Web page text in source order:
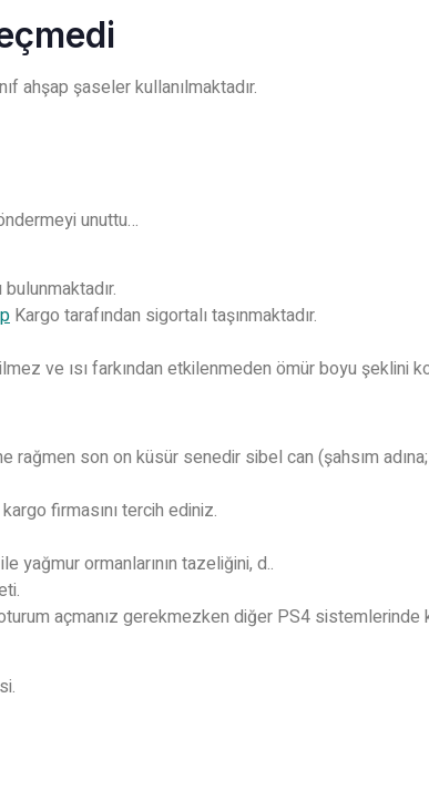
ahşap şaseler kullanılmaktadır.
unuttu…
Kargo tarafından sigortalı taşınmaktadır.
ve ısı farkından etkilenmeden ömür boyu şeklini
son on küsür senedir sibel can (şahsım
firmasını tercih ediniz.
ormanlarının tazeliğini, d..
açmanız gerekmezken diğer PS4 sistemlerinde